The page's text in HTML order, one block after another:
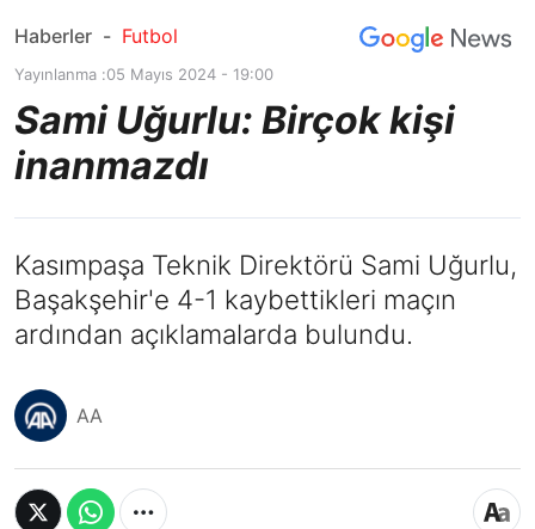
Haberler - Futbol
Yayınlanma :05 Mayıs 2024 - 19:00
Sami Uğurlu: Birçok kişi
inanmazdı
Kasımpaşa Teknik Direktörü Sami Uğurlu,
Başakşehir'e 4-1 kaybettikleri maçın
ardından açıklamalarda bulundu.
AA